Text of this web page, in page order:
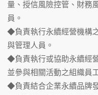
量、授信風險控管、財務
員。
◆負責執行永續經營機構
與管理人員。
◆負責執行或協助永續經
並參與相關活動之組織員
◆負責結合企業永續品牌